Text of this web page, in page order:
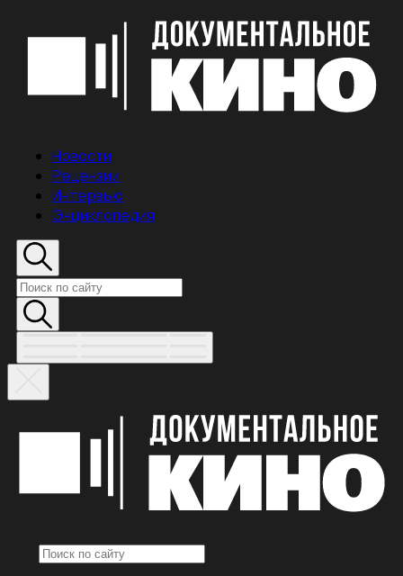
Новости
Рецензии
Интервью
Энциклопедия